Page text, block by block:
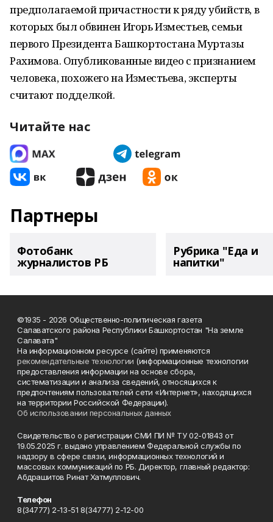
предполагаемой причастности к ряду убийств, в
которых был обвинен Игорь Изместьев, семьи
первого Президента Башкортостана Муртазы
Рахимова. Опубликованные видео с признанием
человека, похожего на Изместьева, эксперты
считают подделкой.
Читайте нас
Партнеры
Фотобанк
журналистов РБ
Рубрика "Еда и
напитки"
©1935 - 2026 Общественно-политическая газета
Салаватского района Республики Башкортостан "На земле
Салавата"
На информационном ресурсе (сайте) применяются
рекомендательные технологии (информационные технологии
предоставления информации на основе сбора,
систематизации и анализа сведений, относящихся к
предпочтениям пользователей сети «Интернет», находящихся
на территории Российской Федерации).
Об использовании персональных данных
Свидетельство о регистрации СМИ ПИ № ТУ 02-01843 от
19.05.2025 г. выдано управлением Федеральной службы по
надзору в сфере связи, информационных технологий и
массовых коммуникаций по РБ. Директор, главный редактор:
Абдрашитов Ринат Хатмуллович.
Телефон
8(34777) 2-13-51 8(34777) 2-12-00